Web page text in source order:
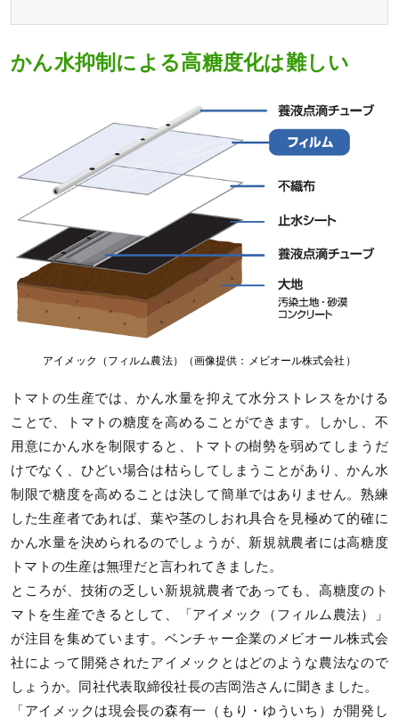
かん水抑制による高糖度化は難しい
アイメック（フィルム農法）（画像提供：メビオール株式会社）
トマトの生産では、かん水量を抑えて水分ストレスをかける
ことで、トマトの糖度を高めることができます。しかし、不
用意にかん水を制限すると、トマトの樹勢を弱めてしまうだ
けでなく、ひどい場合は枯らしてしまうことがあり、かん水
制限で糖度を高めることは決して簡単ではありません。熟練
した生産者であれば、葉や茎のしおれ具合を見極めて的確に
かん水量を決められるのでしょうが、新規就農者には高糖度
トマトの生産は無理だと言われてきました。
ところが、技術の乏しい新規就農者であっても、高糖度のト
マトを生産できるとして、「アイメック（フィルム農法）」
が注目を集めています。ベンチャー企業のメビオール株式会
社によって開発されたアイメックとはどのような農法なので
しょうか。同社代表取締役社長の吉岡浩さんに聞きました。
「アイメックは現会長の森有一（もり・ゆういち）が開発し